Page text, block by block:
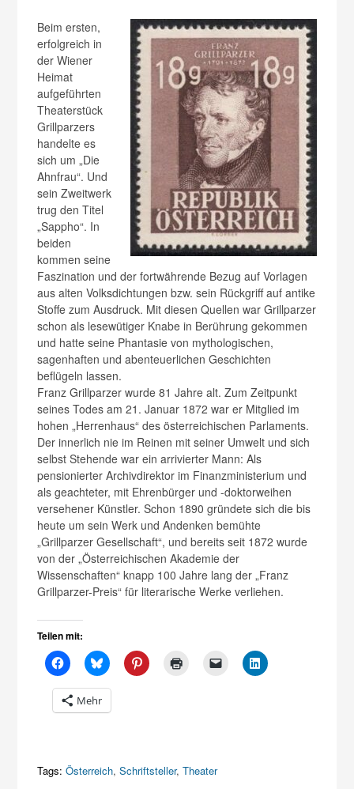
Beim ersten,
erfolgreich in
der Wiener
Heimat
aufgeführten
Theaterstück
Grillparzers
handelte es
sich um „Die
Ahnfrau“. Und
sein Zweitwerk
trug den Titel
„Sappho“. In
beiden
kommen seine
Faszination und der fortwährende Bezug auf Vorlagen
aus alten Volksdichtungen bzw. sein Rückgriff auf antike
Stoffe zum Ausdruck. Mit diesen Quellen war Grillparzer
schon als lesewütiger Knabe in Berührung gekommen
und hatte seine Phantasie von mythologischen,
sagenhaften und abenteuerlichen Geschichten
beflügeln lassen.
Franz Grillparzer wurde 81 Jahre alt. Zum Zeitpunkt
seines Todes am 21. Januar 1872 war er Mitglied im
hohen „Herrenhaus“ des österreichischen Parlaments.
Der innerlich nie im Reinen mit seiner Umwelt und sich
selbst Stehende war ein arrivierter Mann: Als
pensionierter Archivdirektor im Finanzministerium und
als geachteter, mit Ehrenbürger und -doktorweihen
versehener Künstler. Schon 1890 gründete sich die bis
heute um sein Werk und Andenken bemühte
„Grillparzer Gesellschaft“, und bereits seit 1872 wurde
von der „Österreichischen Akademie der
Wissenschaften“ knapp 100 Jahre lang der „Franz
Grillparzer-Preis“ für literarische Werke verliehen.
Teilen mit:
Mehr
Tags: Österreich,Schriftsteller,Theater